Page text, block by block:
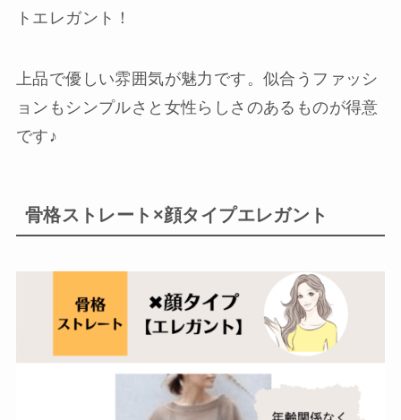
トエレガント！
上品で優しい雰囲気が魅力です。似合うファッシ
ョンもシンプルさと女性らしさのあるものが得意
です♪
骨格ストレート×顔タイプエレガント